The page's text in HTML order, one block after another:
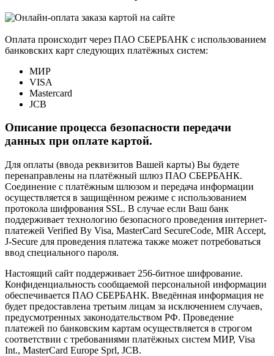
Оплата происходит через ПАО СБЕРБАНК с использованием
банковских карт следующих платёжных систем:
МИР
VISA
Mastercard
JCB
Описание процесса безопасности передачи
данных при оплате картой.
Для оплаты (ввода реквизитов Вашей карты) Вы будете
перенаправлены на платёжный шлюз ПАО СБЕРБАНК.
Соединение с платёжным шлюзом и передача информации
осуществляется в защищённом режиме с использованием
протокола шифрования SSL. В случае если Ваш банк
поддерживает технологию безопасного проведения интернет-
платежей Verified By Visa, MasterCard SecureCode, MIR Accept,
J-Secure для проведения платежа также может потребоваться
ввод специального пароля.
Настоящий сайт поддерживает 256-битное шифрование.
Конфиденциальность сообщаемой персональной информации
обеспечивается ПАО СБЕРБАНК. Введённая информация не
будет предоставлена третьим лицам за исключением случаев,
предусмотренных законодательством РФ. Проведение
платежей по банковским картам осуществляется в строгом
соответствии с требованиями платёжных систем МИР, Visa
Int., MasterCard Europe Sprl, JCB.